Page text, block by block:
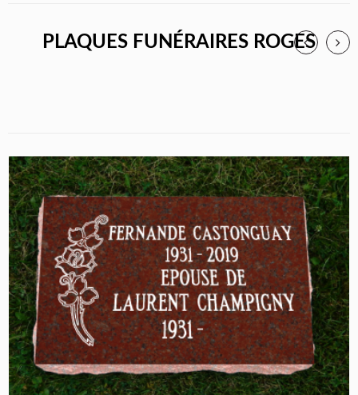
PLAQUES FUNÉRAIRES ROGES